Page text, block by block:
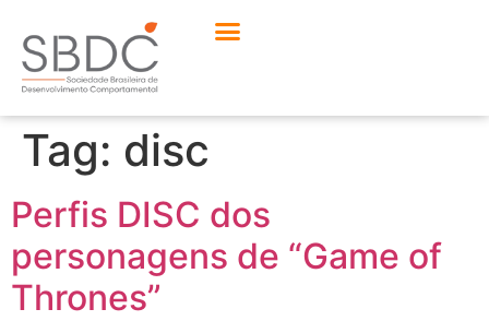
Tag: disc
Perfis DISC dos
personagens de “Game of
Thrones”